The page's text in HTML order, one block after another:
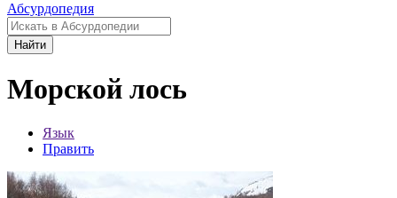
Абсурдопедия
Найти
Морской лось
Язык
Править